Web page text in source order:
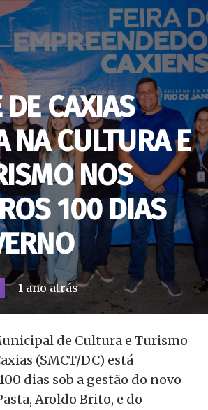
CAXIAS
NA CULTURA E
NOS
100 DIAS
1 ano atrás
de Cultura e Turismo
(SMCT/DC) está
dias sob a gestão do novo
Aroldo Brito, e do